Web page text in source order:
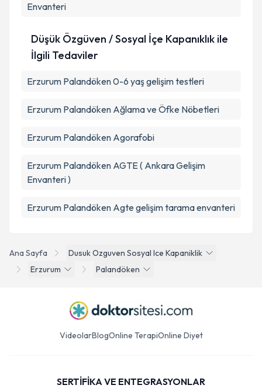
Ana Sayfa
Dusuk Ozguven Sosyal Ice Kapaniklik
Erzurum
Palandöken
Envanteri
Düşük Özgüven / Sosyal İçe Kapanıklık ile
İlgili Tedaviler
Erzurum Palandöken 0-6 yaş gelişim testleri
Erzurum Palandöken Ağlama ve Öfke Nöbetleri
Erzurum Palandöken Agorafobi
Erzurum Palandöken AGTE ( Ankara Gelişim
Envanteri )
Erzurum Palandöken Agte gelişim tarama envanteri
VideolarBlogOnline TerapiOnline Diyet
SERTİFİKA VE ENTEGRASYONLAR